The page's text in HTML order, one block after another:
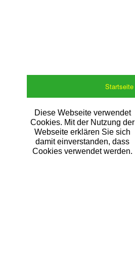
Startseite
Diese Webseite verwendet
Cookies. Mit der Nutzung der
Webseite erklären Sie sich
damit einverstanden, dass
Cookies verwendet werden.